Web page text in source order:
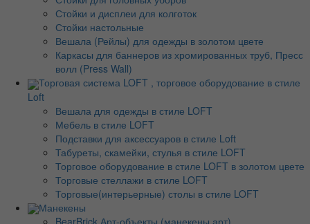
Стойки и дисплеи для колготок
Стойки настольные
Вешала (Рейлы) для одежды в золотом цвете
Каркасы для баннеров из хромированных труб, Пресс
волл (Press Wall)
Торговая система LOFT , торговое оборудование в стиле
Loft
Вешала для одежды в стиле LOFT
Мебель в стиле LOFT
Подставки для аксессуаров в стиле Loft
Табуреты, скамейки, стулья в стиле LOFT
Торговое оборудование в стиле LOFT в золотом цвете
Торговые стеллажи в стиле LOFT
Торговые(интерьерные) столы в стиле LOFT
Манекены
BearBrick Арт-объекты (манекены арт)